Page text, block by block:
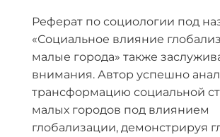
Реферат по социологии под
«Социальное влияние
малые города» также
внимания. Автор успешно
трансформацию социальной
малых городов под влиянием
глобализации, демонстрируя